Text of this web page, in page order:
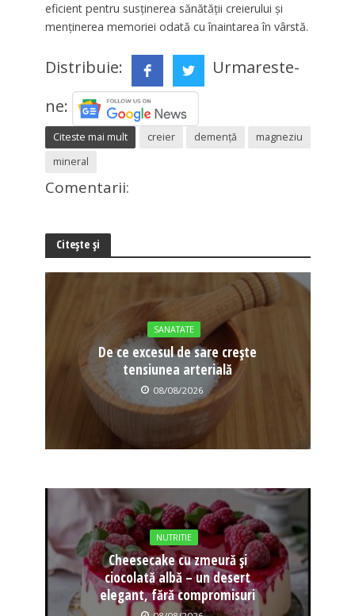
eficient pentru susținerea sănătății creierului și
menținerea memoriei odată cu înaintarea în vârstă.
Distribuie:
Urmareste-
ne:
Citeste mai mult creier demență
magneziu
mineral
Comentarii:
Citește și
SANATATE
De ce excesul de sare crește
tensiunea arterială
08/08/2026
NUTRITIE
Cheesecake cu zmeură și
ciocolată albă – un desert
elegant, fără compromisuri